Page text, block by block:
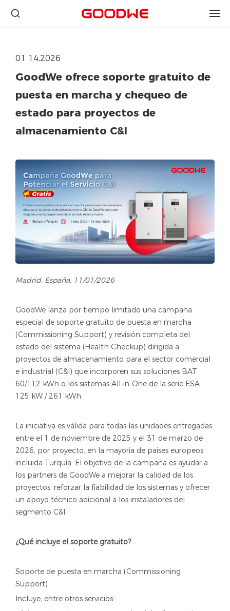
01 14,2026
GoodWe ofrece soporte gratuito de
puesta en marcha y chequeo de
estado para proyectos de
almacenamiento C&I
Madrid, España, 11/01/2026
GoodWe lanza por tiempo limitado una campaña
especial de soporte gratuito de puesta en marcha
(Commissioning Support) y revisión completa del
estado del sistema (Health Checkup) dirigida a
proyectos de almacenamiento para el sector comercial
e industrial (C&I) que incorporen sus soluciones BAT
60/112 kWh o los sistemas All-in-One de la serie ESA
125 kW / 261 kWh.
La iniciativa es válida para todas las unidades entregadas
entre el 1 de noviembre de 2025 y el 31 de marzo de
2026, por proyecto, en la mayoría de países europeos,
incluida Turquía. El objetivo de la campaña es ayudar a
los partners de GoodWe a mejorar la calidad de los
proyectos, reforzar la fiabilidad de los sistemas y ofrecer
un apoyo técnico adicional a los instaladores del
segmento C&I.
¿Qué incluye el soporte gratuito?
Soporte de puesta en marcha (Commissioning
Support)
Incluye, entre otros servicios: